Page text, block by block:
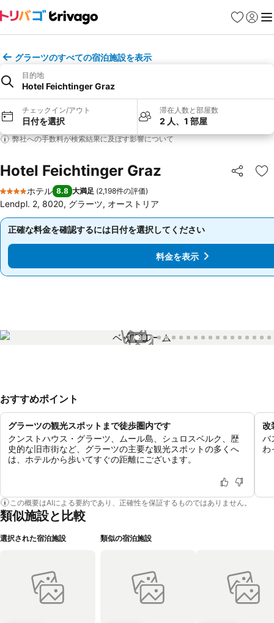
お気に入り
ログイ
メ
グラーツのすべての宿泊施設を表示
目的地
Hotel Feichtinger Graz
チェックイン/アウト
日付を選択
滞在人数と部屋数
2 人、1 部屋
弊社への手数料が検索結果に及ぼす影響について
Hotel Feichtinger Graz シェア
お
4 ホテルのランク
ホテル 8.8 大満足 (2,198件の評価)
Lendpl. 2, 8020, グラーツ, オーストリア
正確な料金を確認するには日付を選択してください
正確な料金を確認するには日付を選択してください
料金を表示
1 / 33
おすすめポイント
グラーツの観光スポットまで徒歩圏内です
クンストハウス・グラーツ、ムール島、シュロスベルク、歴
史的な旧市街など、グラーツの主要な観光スポットの多くへ
は、ホテルから歩いてすぐの距離にございます。
改
バ
わ
この概要はAIによる要約であり、正確性を保証するものではありません。
類似施設と比較
選択された宿泊施設 類似の宿泊施設